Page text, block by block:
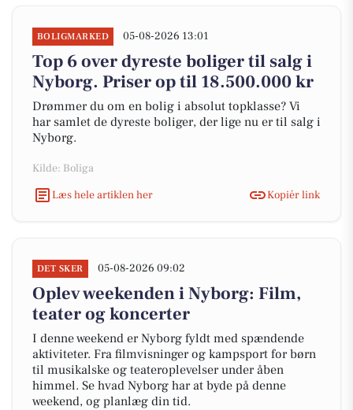
BOLIGMARKED 05-08-2026 13:01
Top 6 over dyreste boliger til salg i
Nyborg. Priser op til 18.500.000 kr
Drømmer du om en bolig i absolut topklasse? Vi
har samlet de dyreste boliger, der lige nu er til salg i
Nyborg.
Kilde: Boliga
Læs hele artiklen her
Kopiér link
DET SKER 05-08-2026 09:02
Oplev weekenden i Nyborg: Film,
teater og koncerter
I denne weekend er Nyborg fyldt med spændende
aktiviteter. Fra filmvisninger og kampsport for børn
til musikalske og teateroplevelser under åben
himmel. Se hvad Nyborg har at byde på denne
weekend, og planlæg din tid.